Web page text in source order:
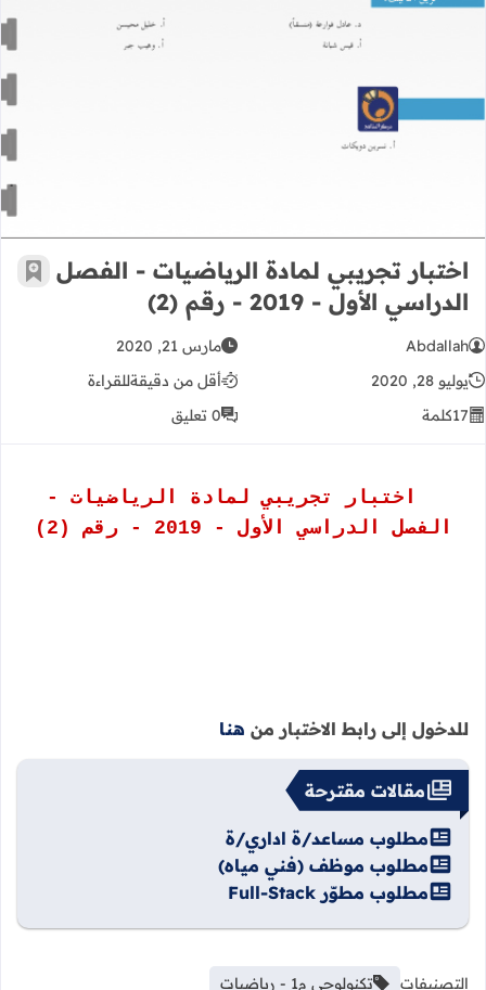
اختبار تجريبي لمادة الرياضيات - الفصل
الدراسي الأول - 2019 - رقم (2)
أضف
Abdallah
مارس 21, 2020
يوليو 28, 2020
أقل من دقيقةللقراءة
17كلمة 0 تعليق
اختبار تجريبي لمادة الرياضيات -
الفصل الدراسي الأول - 2019 - رقم (2)
للدخول إلى رابط الاختبار من هنا
مقالات مقترحة
مطلوب مساعد/ة اداري/ة
مطلوب موظف (فني مياه)
مطلوب مطوّر Full-Stack
التصنيفات تكنولوجي م1 - رياضيات